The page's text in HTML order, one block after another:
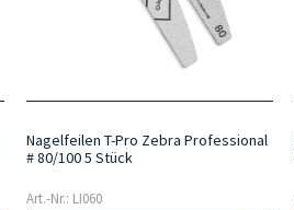
Nagelfeilen T-Pro Zebra Professional
# 80/100 5 Stück
Art.-Nr.: LI060